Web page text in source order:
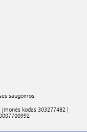
saugomos.
kodas 303277482 |